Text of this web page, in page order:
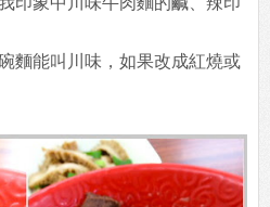
麵能叫川味，如果改成紅燒或